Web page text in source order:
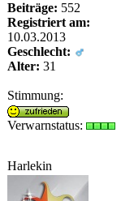
Beiträge: 552
Registriert am:
10.03.2013
Geschlecht:
Alter: 31
Stimmung:
Verwarnstatus:
Harlekin